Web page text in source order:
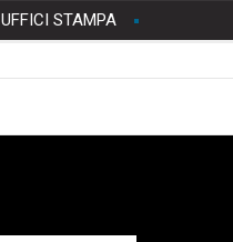
UFFICI STAMPA